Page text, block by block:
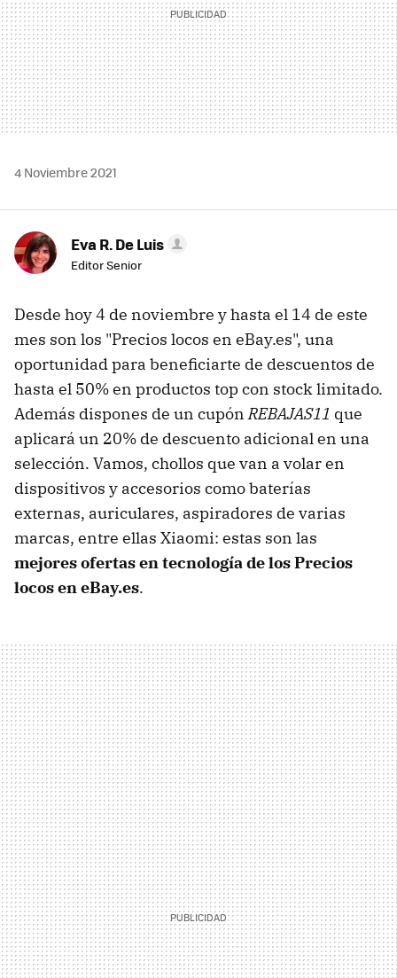
4 Noviembre 2021
Eva R. De Luis
Editor Senior
Desde hoy 4 de noviembre y hasta el 14 de este
mes son los "Precios locos en eBay.es", una
oportunidad para beneficiarte de descuentos de
hasta el 50% en productos top con stock limitado.
Además dispones de un cupónREBAJAS11 que
aplicará un 20% de descuento adicional en una
selección. Vamos, chollos que van a volar en
dispositivos y accesorios como baterías
externas, auriculares, aspiradores de varias
marcas, entre ellas Xiaomi: estas son las
mejores ofertas en tecnología de los Precios
locos en eBay.es.